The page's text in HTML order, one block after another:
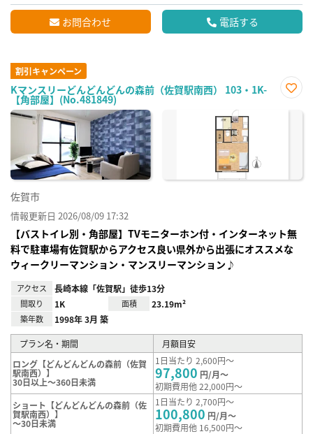
お問合わせ 電話する
割引キャンペーン
Kマンスリーどんどんどんの森前（佐賀駅南西） 103・1K-
【角部屋】(No.481849)
に入
佐賀市
情報更新日 2026/08/09 17:32
【バストイレ別・角部屋】TVモニターホン付・インターネット無
料で駐車場有佐賀駅からアクセス良い県外から出張にオススメな
ウィークリーマンション・マンスリーマンション♪
アクセス 長崎本線「佐賀駅」徒歩13分
間取り 1K 面積 23.19m²
築年数 1998年 3月 築
プラン名・期間
月額目安
ロング【どんどんどんの森前（佐賀
駅南西）】
30日以上～360日未満
1日当たり 2,600円～
97,800 円/月～
初期費用他 22,000円～
ショート【どんどんどんの森前（佐
賀駅南西）】
～30日未満
1日当たり 2,700円～
100,800 円/月～
初期費用他 16,500円～